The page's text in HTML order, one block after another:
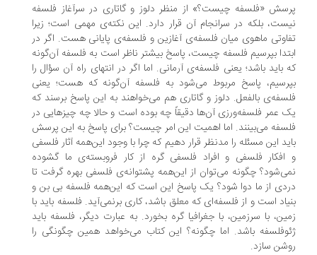
«فلسفه چیست؟» از منظر دلوز و گاتاری در سرآغاز فلسفه
بلکه در سرانجام آن قرار دارد. این نکته‌ی مهمی است؛ زیرا
ماهوی میان فلسفه‌ی آغازین و فلسفه‌ی پایانی هست. اگر در
بپرسیم فلسفه چیست، پاسخ بیشتر ناظر است به فلسفه آن‌گونه
باید باشد؛ یعنی فلسفه‌ی آرمانی. اما اگر در انتهای راه آن سؤال را
پاسخ مربوط می‌شود به فلسفه آن‌گونه که هست؛ یعنی
بالفعل. دلوز و گاتاری هم می‌خواهند به این پاسخ برسند که
عمر فلسفه‌ورزی آن‌ها دقیقاً چه بوده است و حالا چه چیزهایی در
می‌بینند. اما اهمیت این امر چیست؟ برای پاسخ به این پرسش
این مسئله را مدنظر قرار دهیم که چرا با وجود این‌همه آثار فلسفی
فلسفی و افراد فلسفی گره از کار فروبسته‌ی ما گشوده
چگونه می‌توان از این‌همه پشتوانه‌ی فلسفی بهره گرفت تا
از ما دوا شود؟ یک پاسخ این است که این‌همه فلسفه بی بن و
است و از فلسفه‌ای که معلق باشد، کاری برنمی‌آید. فلسفه باید با
با سرزمین، با جغرافیا گره بخورد. به عبارت دیگر، فلسفه باید
باشد. اما چگونه؟ این کتاب می‌خواهد همین چگونگی را
سازد.